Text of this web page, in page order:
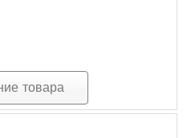
товара